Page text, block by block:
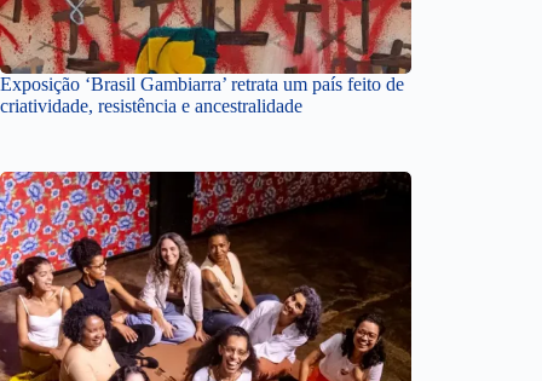
Exposição ‘Brasil Gambiarra’ retrata um país feito de
criatividade, resistência e ancestralidade